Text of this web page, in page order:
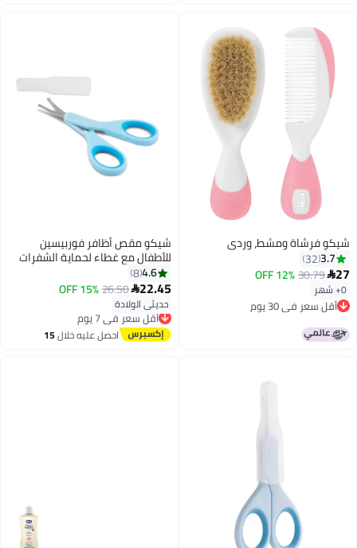
شيكو فرشاة ومشط، وردي
3.7
32
27
30.79
12% OFF
0+ شهر
أقل سعر في 30 يوم
أقل سعر في 30 يوم
شيكو مقص أظافر فوربيسين
للأطفال مع غطاء لحماية الشفرات
بلون أزرق
4.6
8
22.45
26.50
15% OFF
حديثي الولادة
أقل سعر في 7 يوم
توصيل مجاني
أقل سعر في 7 يوماحصل عليه خلال15